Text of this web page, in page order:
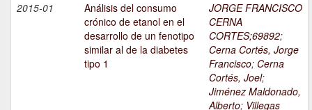
2015-01
Análisis del consumo
crónico de etanol en el
desarrollo de un fenotipo
similar al de la diabetes
tipo 1
JORGE FRANCISCO
CERNA
CORTES;69892;
Cerna Cortés, Jorge
Francisco; Cerna
Cortés, Joel;
Jiménez Maldonado,
Alberto; Villegas